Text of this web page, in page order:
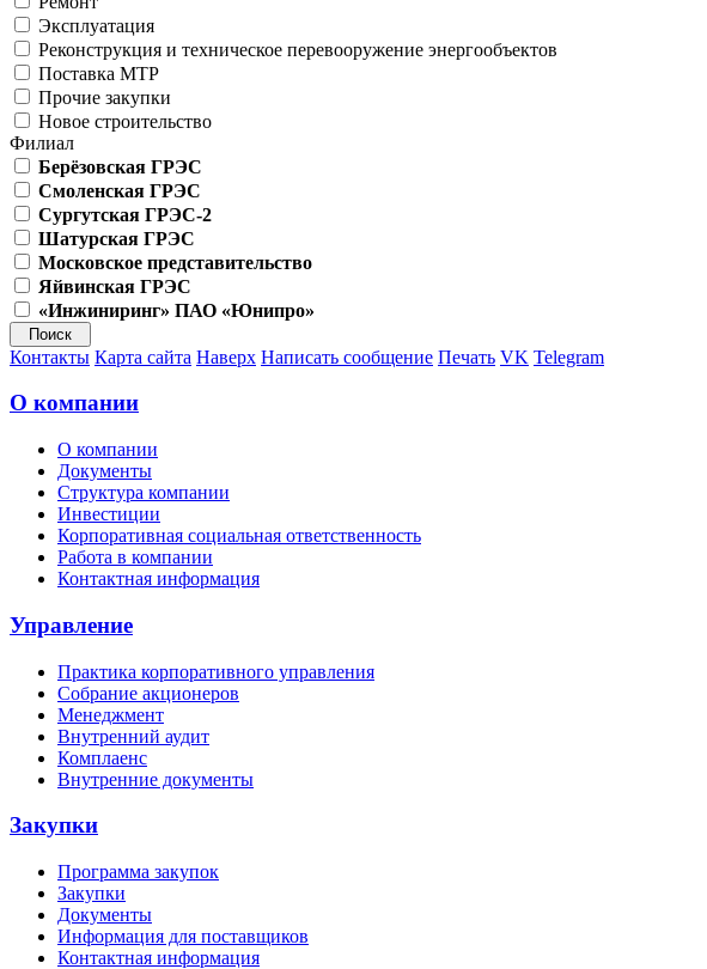
Эксплуатация
Реконструкция и техническое перевооружение энергообъектов
Поставка МТР
Прочие закупки
Новое строительство
Филиал
Берёзовская ГРЭС
Смоленская ГРЭС
Сургутская ГРЭС-2
Шатурская ГРЭС
Московское представительство
Яйвинская ГРЭС
«Инжиниринг» ПАО «Юнипро»
Контакты Карта сайта Наверх Написать сообщение Печать VK Telegram
О компании
О компании
Документы
Структура компании
Инвестиции
Корпоративная социальная ответственность
Работа в компании
Контактная информация
Управление
Практика корпоративного управления
Собрание акционеров
Менеджмент
Внутренний аудит
Комплаенс
Внутренние документы
Закупки
Программа закупок
Закупки
Документы
Информация для поставщиков
Контактная информация